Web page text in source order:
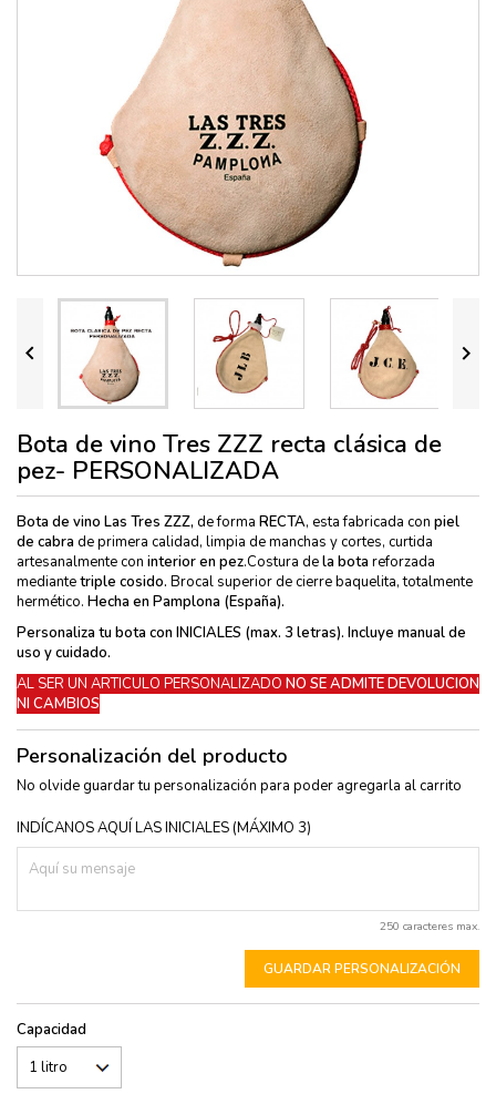
 
Bota de vino Tres ZZZ recta clásica de
pez- PERSONALIZADA
Bota de vino Las Tres ZZZ, de forma RECTA, esta fabricada con piel
de cabra de primera calidad, limpia de manchas y cortes, curtida
artesanalmente con interior en pez.Costura dela bota reforzada
mediantetriple cosido. Brocal superior de cierre baquelita, totalmente
hermético. Hecha en Pamplona (España).
Personaliza tu bota con INICIALES (max. 3 letras). Incluye manual de
uso y cuidado.
AL SER UN ARTICULO PERSONALIZADO NO SE ADMITE DEVOLUCION
NI CAMBIOS
Personalización del producto
No olvide guardar tu personalización para poder agregarla al carrito
INDÍCANOS AQUÍ LAS INICIALES (MÁXIMO 3)
250 caracteres max.
GUARDAR PERSONALIZACIÓN
Capacidad